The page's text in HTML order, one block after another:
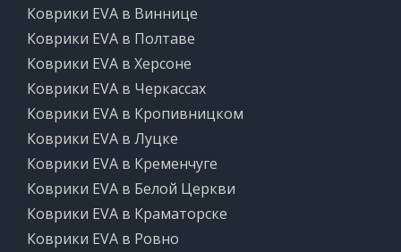
Коврики EVA в Виннице
Коврики EVA в Полтаве
Коврики EVA в Херсоне
Коврики EVA в Черкассах
Коврики EVA в Кропивницком
Коврики EVA в Луцке
Коврики EVA в Кременчуге
Коврики EVA в Белой Церкви
Коврики EVA в Краматорске
Коврики EVA в Ровно